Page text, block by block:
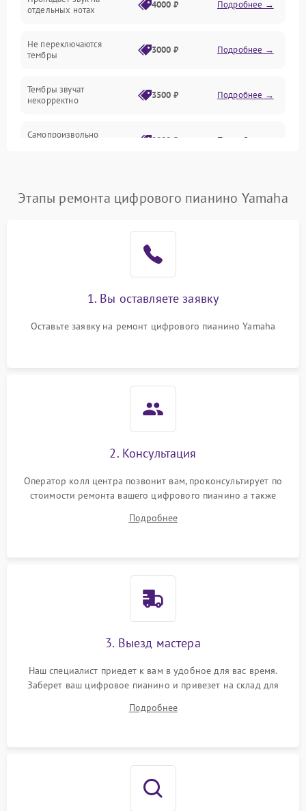
Аудио
Оптика
отдельных нотах
4000 ₽ Подробнее →
Не переключаются
тембры
3000 ₽ Подробнее →
Тембры звучат
некорректно
3500 ₽ Подробнее →
Самопроизвольно
2800 ₽ Подробнее →
Этапы ремонта цифрового пианино Yamaha
1. Вы оставляете заявку
Оставьте заявку на ремонт цифрового пианино Yamaha
2. Консультация
Оператор колл центра позвонит вам, проконсультирует по
стоимости ремонта вашего цифрового пианино а также
Подробнее
3. Выезд мастера
Наш специалист приедет к вам в удобное для вас время.
Заберет ваш цифровое пианино и привезет на склад для
Подробнее